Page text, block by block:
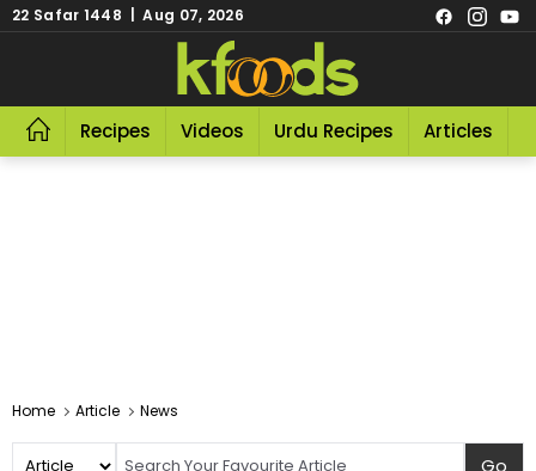
22 Safar 1448 | Aug 07, 2026
Recipes Videos Urdu Recipes Articles
Home Article News